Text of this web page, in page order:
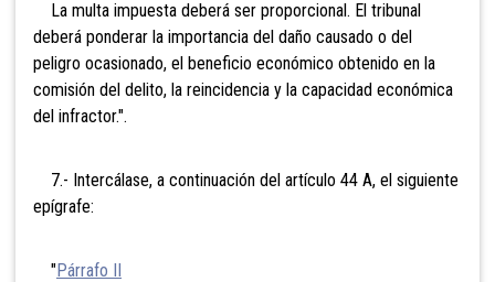
La multa impuesta deberá ser proporcional. El tribunal
deberá ponderar la importancia del daño causado o del
peligro ocasionado, el beneficio económico obtenido en la
comisión del delito, la reincidencia y la capacidad económica
del infractor.".
7.- Intercálase, a continuación del artículo 44 A, el siguiente
epígrafe:
"Párrafo II